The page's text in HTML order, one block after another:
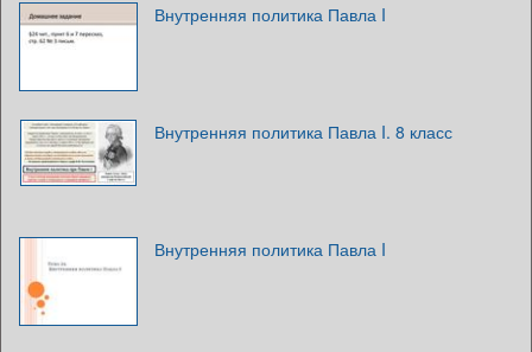
Внутренняя политика Павла I
Внутренняя политика Павла I. 8 класс
Внутренняя политика Павла I